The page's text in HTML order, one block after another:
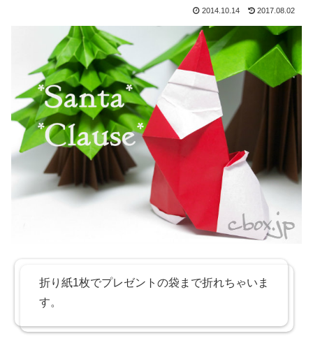
2014.10.14 2017.08.02
折り紙1枚でプレゼントの袋まで折れちゃいま
す。